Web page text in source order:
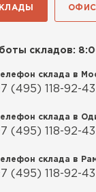
ОФИС
складов:
склада в
(495) 118-92-43
склада в
(495) 118-92-
склада в
(495) 118-92-